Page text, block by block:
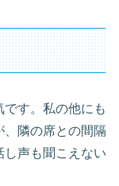
す。私の他にも
隣の席との間隔
し声も聞こえない